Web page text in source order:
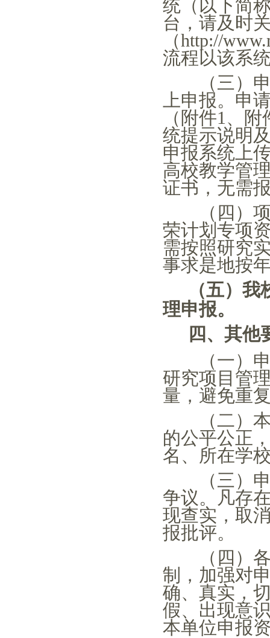
统（以下简
台，请及时
（http://
流程以该系
（三）申
上申报。申
（附件1、
统提示说明
申报系统上
高校教学管
证书，无需
（四）项
荣计划专项
需按照研究
事求是地按
（五）我
理申报。
四、其他
（一）申
研究项目管
量，避免重
（二）本
的公平公正
名、所在学
（三）申
争议。凡存
现查实，取
报批评。
（四）各
制，加强对
确、真实，
假、出现意
本单位申报